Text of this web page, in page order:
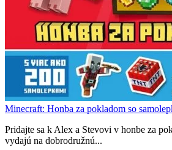
Minecraft: Honba za pokladom so
Pridajte sa k Alex a Stevovi v honbe za
vydajú na dobrodružnú...